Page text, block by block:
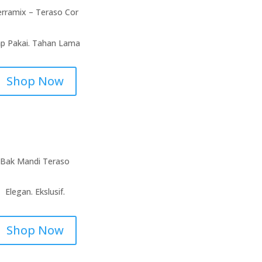
– Teraso Cor
Pakai. Tahan Lama
Shop Now
Bak Mandi Teraso
Elegan. Ekslusif.
Shop Now